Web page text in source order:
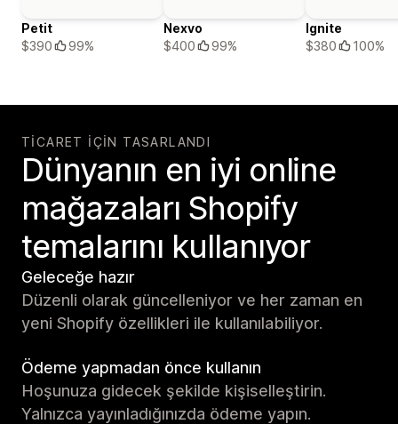
Petit
$390
99%
Nexvo
$400
99%
Ignite
$380
100%
TICARET IÇIN TASARLANDI
Dünyanın en iyi online
mağazaları Shopify
temalarını kullanıyor
Geleceğe hazır
Düzenli olarak güncelleniyor ve her zaman en
yeni Shopify özellikleri ile kullanılabiliyor.
Ödeme yapmadan önce kullanın
Hoşunuza gidecek şekilde kişiselleştirin.
Yalnızca yayınladığınızda ödeme yapın.